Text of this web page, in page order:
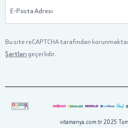
E-Posta Adresi
Bu site reCAPTCHA tarafından
Şartları geçerlidir.
vitamanya.com.tr 2025 Tüm